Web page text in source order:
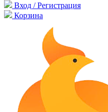
Вход / Регистрация
Корзина